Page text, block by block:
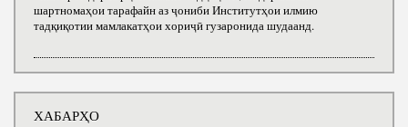
шартномаҳои тарафайн аз ҷониби Институтҳои илмию
тадқиқотии мамлакатҳои хориҷӣ гузаронида шудаанд.
ХАБАРҲО